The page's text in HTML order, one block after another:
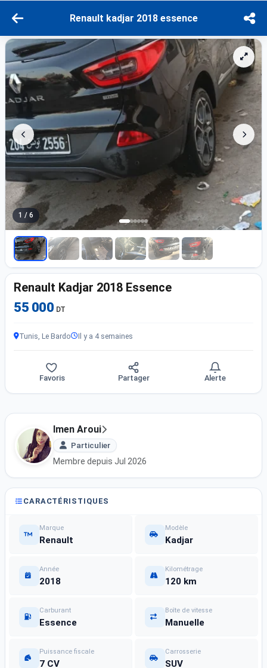
Renault kadjar 2018 essence
1 / 6
Renault Kadjar 2018 Essence
55 000 DT
Tunis, Le Bardo Il y a 4 semaines
Favoris Partager Alerte
Imen Aroui
Particulier
Membre depuis Jul 2026
CARACTÉRISTIQUES
Marque
Renault
Modèle
Kadjar
Année
2018
Kilométrage
120 km
Carburant
Essence
Boîte de vitesse
Manuelle
Puissance fiscale
7 CV
Carrosserie
SUV